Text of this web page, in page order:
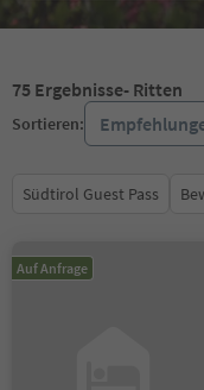
75 Ergebnisse- Ritten
Sortieren:
Südtirol Guest Pass
Auf Anfrage